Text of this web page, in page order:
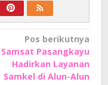
Pos berikutnya
Samsat Pasangkayu
Hadirkan Layanan
Samkel di Alun-Alun